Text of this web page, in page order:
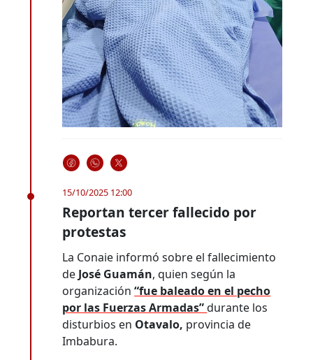
15/10/2025 12:00
Reportan tercer fallecido por
protestas
La Conaie informó sobre el fallecimiento
de José Guamán, quien según la
organización“fue baleado en el pecho
por las Fuerzas Armadas”durante los
disturbios en Otavalo, provincia de
Imbabura.